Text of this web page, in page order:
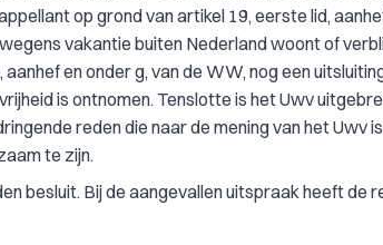
op grond van artikel 19, eerste lid,
vakantie buiten Nederland woont of
en onder g, van de WW, nog een
is ontnomen. Tenslotte is het Uwv
reden die naar de mening van het Uwv
te zijn.
besluit. Bij de aangevallen uitspraak heeft de